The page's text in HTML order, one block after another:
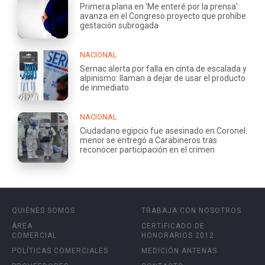
Primera plana en 'Me enteré por la prensa':
avanza en el Congreso proyecto que prohíbe
gestación subrogada
NACIONAL
Sernac alerta por falla en cinta de escalada y
alpinismo: llaman a dejar de usar el producto
de inmediato
NACIONAL
Ciudadano egipcio fue asesinado en Coronel:
menor se entregó a Carabineros tras
reconocer participación en el crimen
QUIÉNES SOMOS
ÁREA
COMERCIAL
POLÍTICAS COMERCIALES
TRABAJA CON NOSOTROS
CERTIFICADO DE
HONORARIOS 2012
MEDICIÓN ANTENAS